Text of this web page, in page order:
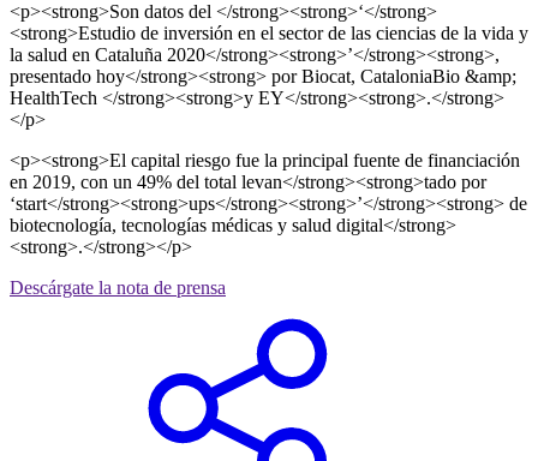
<p><strong>Son datos del </strong><strong>‘</strong>
<strong>Estudio de inversión en el sector de las ciencias de la vida y
la salud en Cataluña 2020</strong><strong>’</strong><strong>,
presentado hoy</strong><strong> por Biocat, CataloniaBio &amp;
HealthTech </strong><strong>y EY</strong><strong>.</strong>
</p>
<p><strong>El capital riesgo fue la principal fuente de financiación
en 2019, con un 49% del total levan</strong><strong>tado por
‘start</strong><strong>ups</strong><strong>’</strong><strong> de
biotecnología, tecnologías médicas y salud digital</strong>
<strong>.</strong></p>
Descárgate la nota de prensa